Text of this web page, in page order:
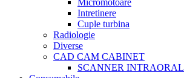
Micromotoare
Intretinere
Cuple turbina
Radiologie
Diverse
CAD CAM CABINET
SCANNER INTRAORAL